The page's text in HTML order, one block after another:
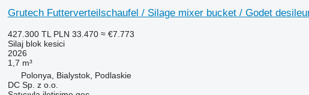
Grutech Futterverteilschaufel / Silage mixer bucket / Godet
427.300 TL PLN 33.470 ≈ €7.773
Silaj blok kesici
2026
1,7 m³
Polonya, Bialystok, Podlaskie
DC Sp. z o.o.